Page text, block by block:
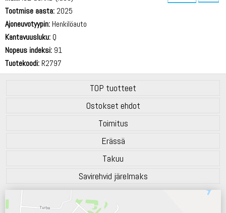
Tootmise aasta: 2025
Ajoneuvotyypin: Henkilöauto
Kantavuusluku: Q
Nopeus indeksi: 91
Tuotekoodi: R2797
TOP tuotteet
Ostokset ehdot
Toimitus
Erässä
Takuu
Savirehvid järelmaks